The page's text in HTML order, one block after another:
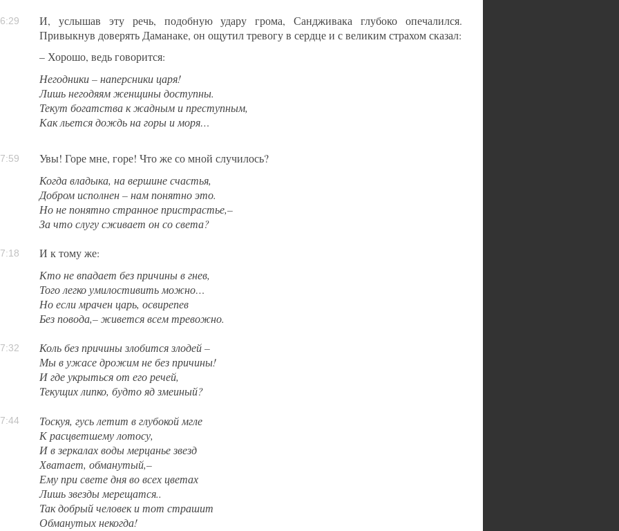
И, услышав эту речь, подобную удару грома, Сандживака глубоко опечалился.
Привыкнув доверять Даманаке, он ощутил тревогу в сердце и с великим страхом сказал:
– Хорошо, ведь говорится:
Негодники – наперсники царя!
Лишь негодяям женщины доступны.
Текут богатства к жадным и преступным,
Как льется дождь на горы и моря…
Увы! Горе мне, горе! Что же со мной случилось?
Когда владыка, на вершине счастья,
Добром исполнен – нам понятно это.
Но не понятно странное пристрастье,–
За что слугу сживает он со света?
И к тому же:
Кто не впадает без причины в гнев,
Того легко умилостивить можно…
Но если мрачен царь, освирепев
Без повода,– живется всем тревожно.
Коль без причины злобится злодей –
Мы в ужасе дрожим не без причины!
И где укрыться от его речей,
Текущих липко, будто яд змеиный?
Тоскуя, гусь летит в глубокой мгле
К расцветшему лотосу,
И в зеркалах воды мерцанье звезд
Хватает, обманутый,–
Ему при свете дня во всех цветах
Лишь звезды мерещатся..
Так добрый человек и тот страшит
Обманутых некогда!